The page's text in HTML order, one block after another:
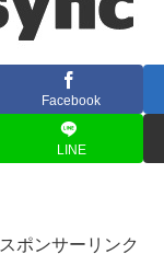
Facebook
LINE
スポンサーリンク